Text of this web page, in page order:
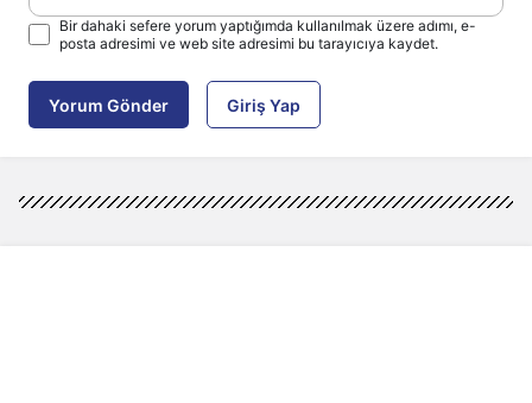
Bir dahaki sefere yorum yaptığımda kullanılmak üzere adımı, e-
posta adresimi ve web site adresimi bu tarayıcıya kaydet.
Yorum Gönder Giriş Yap